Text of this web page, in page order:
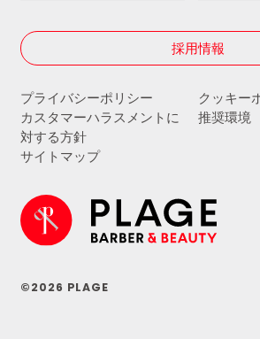
採用情報
プライバシーポリシー
クッキー
カスタマーハラスメントに
対する方針
推奨環境
サイトマップ
©2026 PLAGE